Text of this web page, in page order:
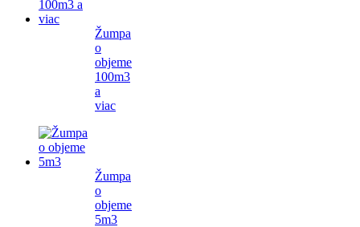
Žumpa
o
objeme
100m3
a
viac
Žumpa
o
objeme
5m3